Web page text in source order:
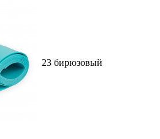
23 бирюзовый